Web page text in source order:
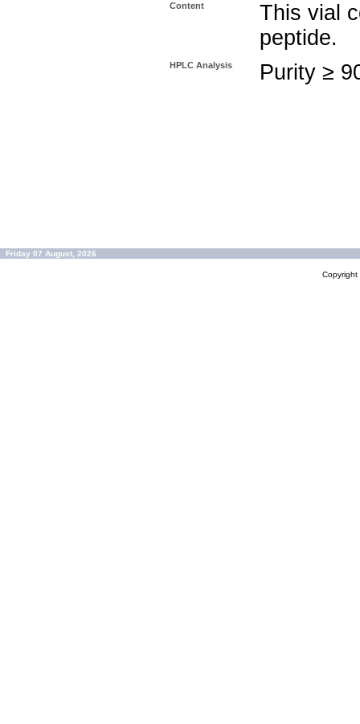
Content
This vial
peptide.
HPLC Analysis Purity ≥
Friday 07 August, 2026